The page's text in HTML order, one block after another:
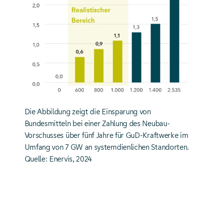
Die Abbildung zeigt die Einsparung von
Bundesmitteln bei einer Zahlung des Neubau-
Vorschusses über fünf Jahre für GuD-Kraftwerke im
Umfang von 7 GW an systemdienlichen Standorten.
Quelle: Enervis, 2024